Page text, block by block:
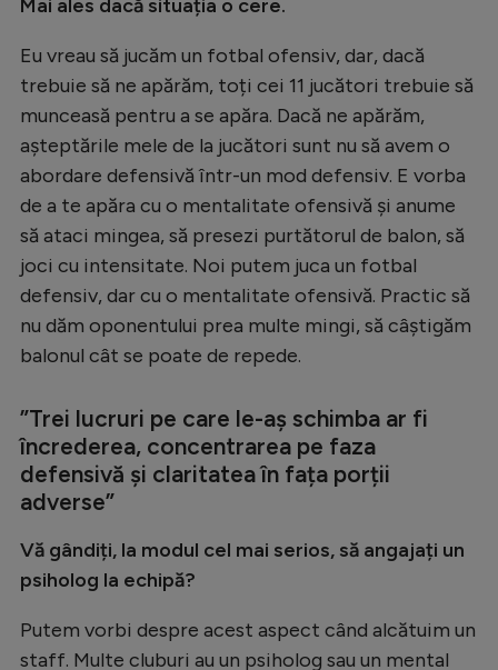
Mai ales dacă situația o cere.
Eu vreau să jucăm un fotbal ofensiv, dar, dacă
trebuie să ne apărăm, toți cei 11 jucători trebuie să
munceasă pentru a se apăra. Dacă ne apărăm,
așteptările mele de la jucători sunt nu să avem o
abordare defensivă într-un mod defensiv. E vorba
de a te apăra cu o mentalitate ofensivă și anume
să ataci mingea, să presezi purtătorul de balon, să
joci cu intensitate. Noi putem juca un fotbal
defensiv, dar cu o mentalitate ofensivă. Practic să
nu dăm oponentului prea multe mingi, să câștigăm
balonul cât se poate de repede.
”Trei lucruri pe care le-aș schimba ar fi
încrederea, concentrarea pe faza
defensivă și claritatea în fața porții
adverse”
Vă gândiți, la modul cel mai serios, să angajați un
psiholog la echipă?
Putem vorbi despre acest aspect când alcătuim un
staff. Multe cluburi au un psiholog sau un mental